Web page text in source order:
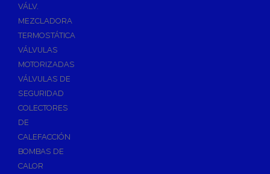
VÁLV.
MEZCLADORA
TERMOSTÁTICA
VÁLVULAS
MOTORIZADAS
VÁLVULAS DE
SEGURIDAD
COLECTORES
DE
CALEFACCIÓN
BOMBAS DE
CALOR